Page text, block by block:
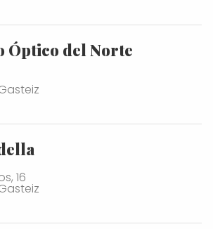
Óptico del Norte
16